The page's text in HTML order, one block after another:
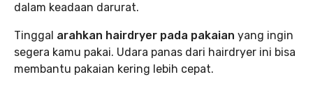
dalam keadaan darurat.
Tinggal arahkan hairdryer pada pakaian yang ingin
segera kamu pakai. Udara panas dari hairdryer ini bisa
membantu pakaian kering lebih cepat.